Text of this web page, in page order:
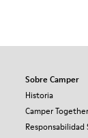
Sobre Camper
Historia
Camper Together
Responsabilidad